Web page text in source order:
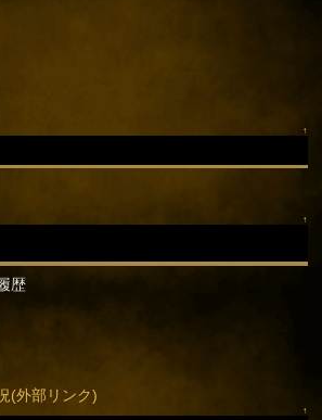
↑
↑
歴
(外部リンク)
↑